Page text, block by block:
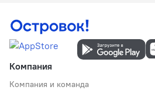
Компания
Компания и команда